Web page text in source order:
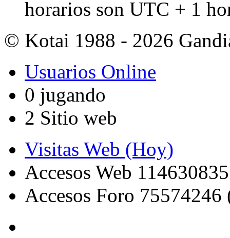
horarios son UTC + 1
© Kotai 1988 - 2026
Usuarios Online
0 jugando
2 Sitio web
Visitas Web (Hoy)
Accesos Web
Accesos Foro 75574246